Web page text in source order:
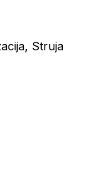
Struja